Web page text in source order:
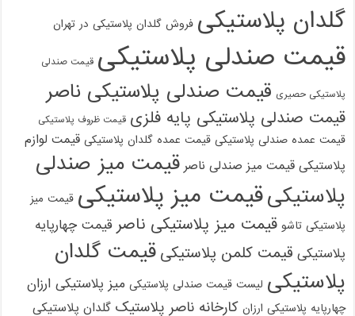
گلدان پلاستیکی فروش گلدان پلاستیکی در تهران
قیمت صندلی پلاستیکی قیمت صندلی
پلاستیکی حصیری قیمت صندلی پلاستیکی ناصر
قیمت صندلی پلاستیکی پایه فلزی قیمت ظروف پلاستیکی
قیمت عمده صندلی پلاستیکی قیمت عمده گلدان پلاستیکی قیمت لوازم
پلاستیکی قیمت میز صندلی ناصر قیمت میز صندلی
پلاستیکیقیمت میز پلاستیکی قیمت میز
پلاستیکی تاشو قیمت میز پلاستیکی ناصر قیمت چهارپایه
پلاستیکی قیمت کلمن پلاستیکی قیمت گلدان
پلاستیکی لیست قیمت صندلی پلاستیکی میز پلاستیکی ارزان
چهارپایه پلاستیکی ارزان کارخانه ناصر پلاستیک گلدان پلاستیکی